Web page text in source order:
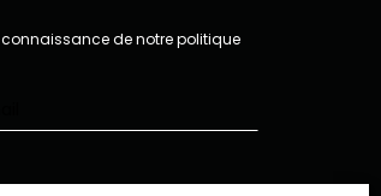
de notre politique